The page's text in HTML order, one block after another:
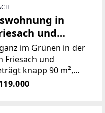
in
und
im Grünen in der
Friesach und
knapp 90 m²,
Die Wohnung ist mit
mit Dusche